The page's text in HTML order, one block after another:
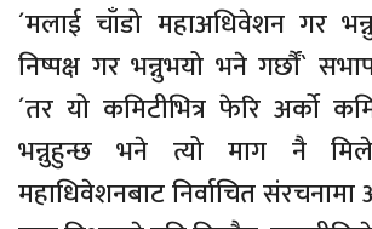
´मलाई चाँडो महाअधिवेशन गर
निष्पक्ष गर भन्नुभयो भने गर्छौं`
´तर यो कमिटीभित्र फेरि अर्को
भन्नुहुन्छ भने त्यो माग नै
महाधिवेशनबाट निर्वाचित